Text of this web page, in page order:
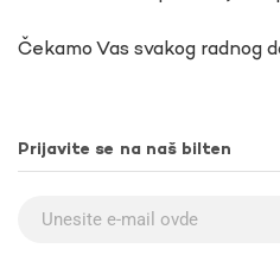
Čekamo Vas svakog radnog
Prijavite se na naš bilten